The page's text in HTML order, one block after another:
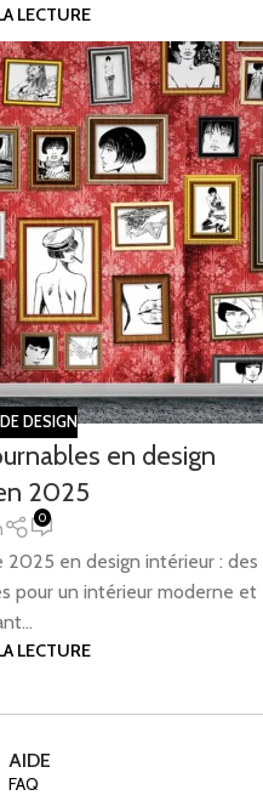
LECTURE
DESIGN
en design
2025
0
en design intérieur : des
pour un intérieur moderne et
LECTURE
AIDE
FAQ